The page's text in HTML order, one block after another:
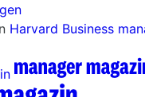
Harvard Business